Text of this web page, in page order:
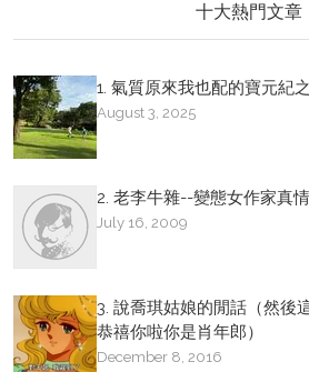
十大熱門文章
1. 氣質原來我也配的寶元紀
August 3, 2025
2. 老李牛雜--變態女作家真
July 16, 2009
3. 說喬琪姑娘的閒話（然後
恭禧你啦你是肖年郎）
December 8, 2016